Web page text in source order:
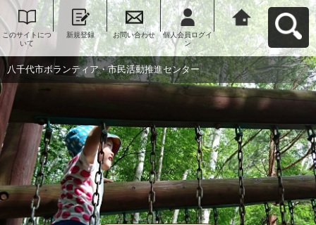
このサイトにつ
いて
新規登録 お問い合わせ
個人会員ログイ
ン
八千代市ボラン
ティア・市民活
動推進センター
へ戻る
八千代市ボランティア・市民活動推進センター